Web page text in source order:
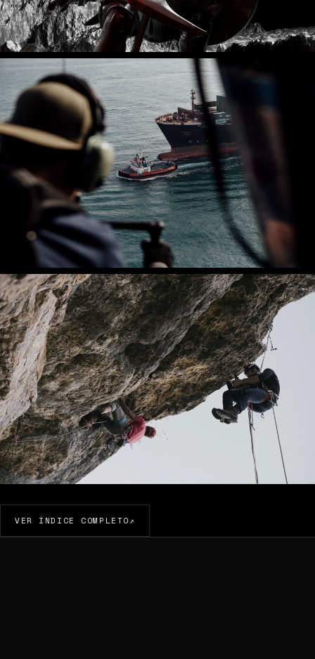
VFX
IDX_06 AÉREA
VER ÍNDICE COMPLETO↗